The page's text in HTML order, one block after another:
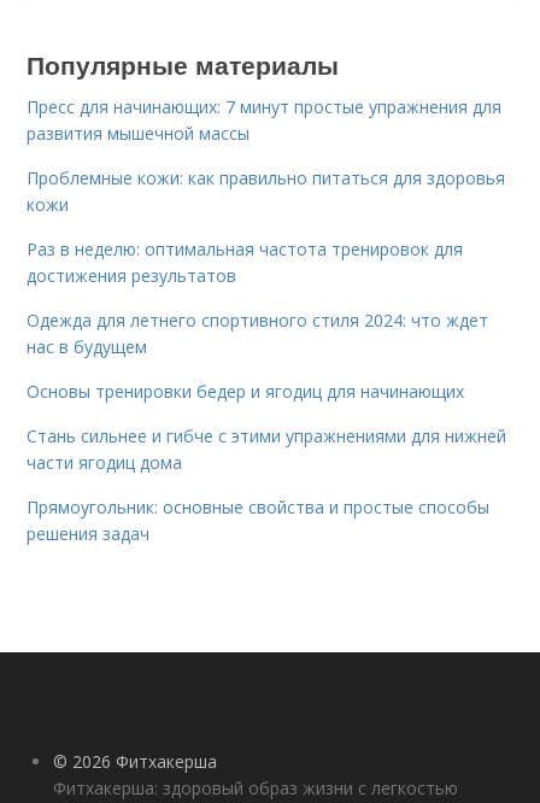
Популярные материалы
Пресс для начинающих: 7 минут простые упражнения для
развития мышечной массы
Проблемные кожи: как правильно питаться для здоровья
кожи
Раз в неделю: оптимальная частота тренировок для
достижения результатов
Одежда для летнего спортивного стиля 2024: что ждет
нас в будущем
Основы тренировки бедер и ягодиц для начинающих
Стань сильнее и гибче с этими упражнениями для нижней
части ягодиц дома
Прямоугольник: основные свойства и простые способы
решения задач
© 2026 Фитхакерша
Фитхакерша: здоровый образ жизни с легкостью